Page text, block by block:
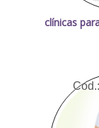
clínicas